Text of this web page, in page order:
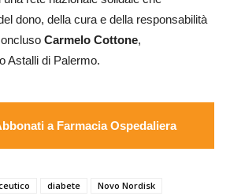
dono, della cura e della responsabilità
Carmelo Cottone,
Astalli di Palermo.
a Farmacia Ospedaliera
diabete
Novo Nordisk